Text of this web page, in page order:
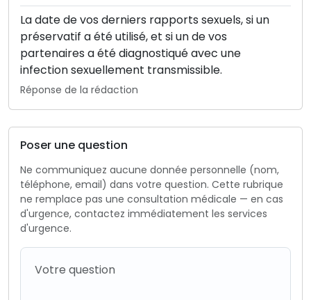
La date de vos derniers rapports sexuels, si un
préservatif a été utilisé, et si un de vos
partenaires a été diagnostiqué avec une
infection sexuellement transmissible.
Réponse de la rédaction
Poser une question
Ne communiquez aucune donnée personnelle (nom,
téléphone, email) dans votre question. Cette rubrique
ne remplace pas une consultation médicale — en cas
d'urgence, contactez immédiatement les services
d'urgence.